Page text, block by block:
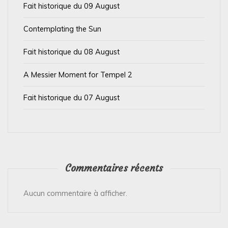
Fait historique du 09 August
Contemplating the Sun
Fait historique du 08 August
A Messier Moment for Tempel 2
Fait historique du 07 August
Commentaires récents
Aucun commentaire à afficher.